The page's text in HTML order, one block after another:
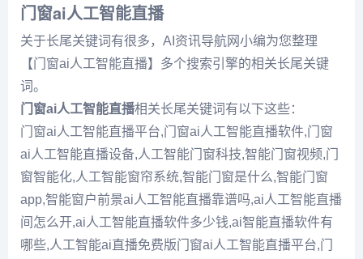
门窗ai人工智能直播
关于长尾关键词有很多，AI资讯导航网小编为您整理
【门窗ai人工智能直播】多个搜索引擎的相关长尾关键
词。
门窗ai人工智能直播相关长尾关键词有以下这些：
门窗ai人工智能直播平台,门窗ai人工智能直播软件,门窗
ai人工智能直播设备,人工智能门窗科技,智能门窗视频,门
窗智能化,人工智能窗帘系统,智能门窗是什么,智能门窗
app,智能窗户前景ai人工智能直播靠谱吗,ai人工智能直播
间怎么开,ai人工智能直播软件多少钱,ai智能直播软件有
哪些,人工智能ai直播免费版门窗ai人工智能直播平台,门